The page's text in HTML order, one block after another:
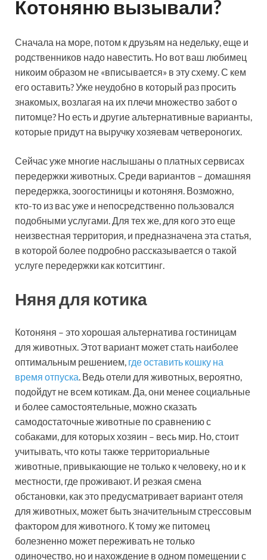
Котоняню вызывали?
Сначала на море, потом к друзьям на недельку, еще и
родственников надо навестить. Но вот ваш любимец
никоим образом не «вписывается» в эту схему. С кем
его оставить? Уже неудобно в который раз просить
знакомых, возлагая на их плечи множество забот о
питомце? Но есть и другие альтернативные варианты,
которые придут на выручку хозяевам четвероногих.
Сейчас уже многие наслышаны о платных сервисах
передержки животных. Среди вариантов – домашняя
передержка, зоогостиницы и котоняня. Возможно,
кто-то из вас уже и непосредственно пользовался
подобными услугами. Для тех же, для кого это еще
неизвестная территория, и предназначена эта статья,
в которой более подробно рассказывается о такой
услуге передержки как котситтинг.
Няня для котика
Котоняня – это хорошая альтернатива гостиницам
для животных. Этот вариант может стать наиболее
оптимальным решением, где оставить кошку на
время отпуска. Ведь отели для животных, вероятно,
подойдут не всем котикам. Да, они менее социальные
и более самостоятельные, можно сказать
самодостаточные животные по сравнению с
собаками, для которых хозяин – весь мир. Но, стоит
учитывать, что коты также территориальные
животные, привыкающие не только к человеку, но и к
местности, где проживают. И резкая смена
обстановки, как это предусматривает вариант отеля
для животных, может быть значительным стрессовым
фактором для животного. К тому же питомец
болезненно может переживать не только
одиночество, но и нахождение в одном помещении с